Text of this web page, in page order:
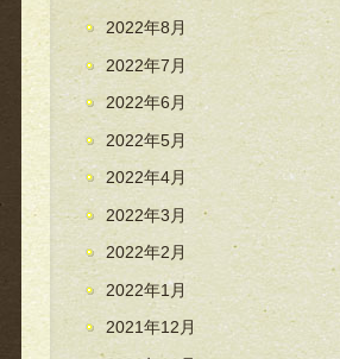
2022年8月
2022年7月
2022年6月
2022年5月
2022年4月
2022年3月
2022年2月
2022年1月
2021年12月